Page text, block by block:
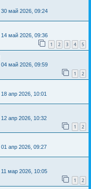
30 май 2026, 09:24
14 май 2026, 09:36
1 2 3 4 5
04 май 2026, 09:59
1 2
18 апр 2026, 10:01
12 апр 2026, 10:32
1 2
01 апр 2026, 09:27
11 мар 2026, 10:05
1 2